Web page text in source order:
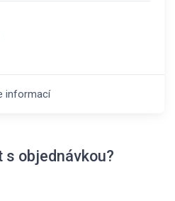
informací
objednávkou?